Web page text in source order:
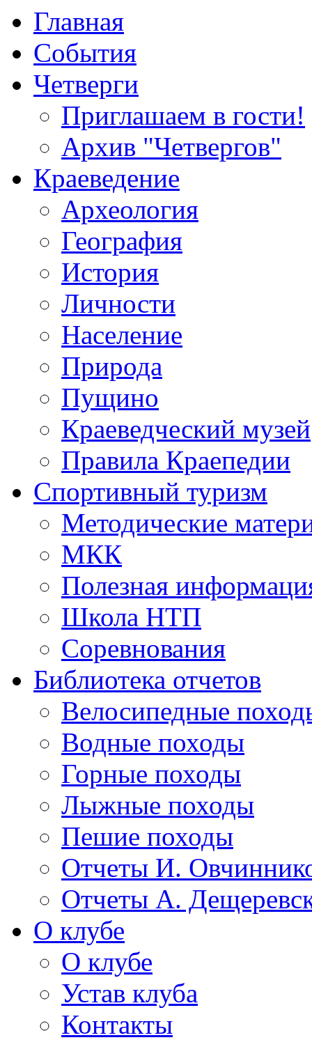
Главная
События
Четверги
Приглашаем в гости!
Архив "Четвергов"
Краеведение
Археология
География
История
Личности
Население
Природа
Пущино
Краеведческий музей
Правила Краепедии
Спортивный туризм
Методические
МКК
Полезная
Школа НТП
Соревнования
Библиотека отчетов
Велосипедные
Водные походы
Горные походы
Лыжные походы
Пешие походы
Отчеты И.
Отчеты А.
О клубе
О клубе
Устав клуба
Контакты